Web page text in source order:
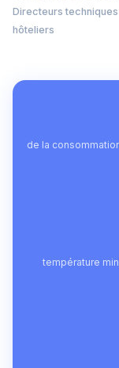
Directeurs techniques
hôteliers
de la
température